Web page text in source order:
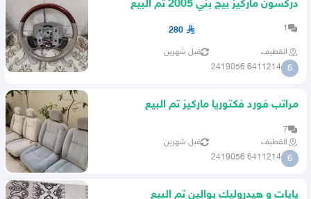
دركسون ماركيز بيج بني 2005 تم البيع
1
280
القطيف قبل شهرين
6
6411214 2419056
مراتب فورد فكتوريا ماركيز تم البيع
7
القطيف
قبل شهرين
6
6411214 2419056
يايات و هيدروليك بوالين تم البيع